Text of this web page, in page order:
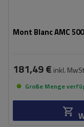
Mont Blanc AMC
181,49 € inkl. MwSt
Große Menge